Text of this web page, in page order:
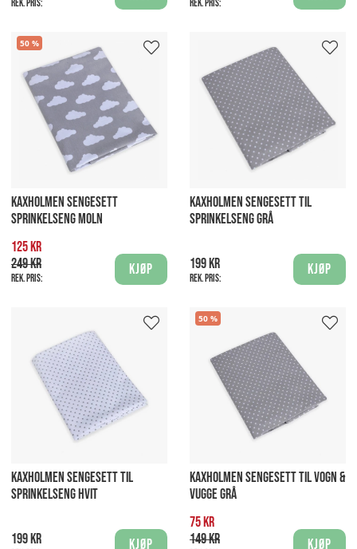
Rek. pris: Rek. pris:
50
KAXHOLMEN SENGESETT
SPRINKELSENG MOLN
125 kr
249 kr
Rek. pris:
Kjøp
KAXHOLMEN SENGESETT TIL
SPRINKELSENG GRÅ
199 kr
Rek. pris:
Kjøp
KAXHOLMEN SENGESETT TIL
SPRINKELSENG HVIT
199 kr Kjøp
50
KAXHOLMEN SENGESETT TIL VOGN &
VUGGE GRÅ
75 kr
149 kr
Kjøp